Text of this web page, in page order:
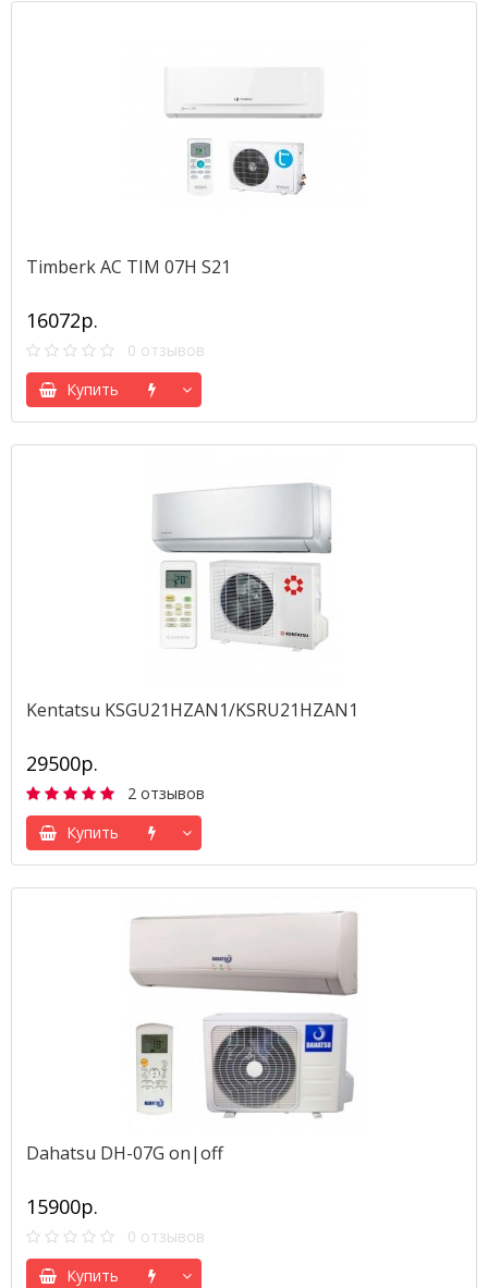
Timberk AC TIM 07H S21
16072р.
0 отзывов
Купить
Kentatsu KSGU21HZAN1/KSRU21HZAN1
29500р.
2 отзывов
Купить
Dahatsu DH-07G on|off
15900р.
0 отзывов
Купить